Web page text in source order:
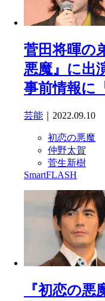
菅田将暉の
悪魔』に出
事前情報に
芸能 ｜2022.09.10
初恋の悪魔
仲野太賀
菅生新樹
SmartFLASH
『初恋の